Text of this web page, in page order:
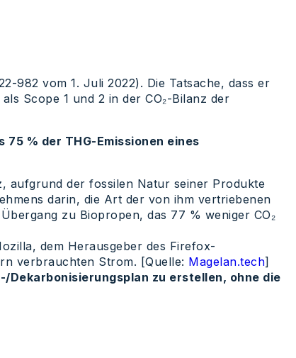
982 vom 1. Juli 2022). Die Tatsache, dass er
Scope 1 und 2 in der CO₂-Bilanz der
75 % der THG-Emissionen eines
aufgrund der fossilen Natur seiner Produkte
darin, die Art der von ihm vertriebenen
zu Biopropen, das 77 % weniger CO₂
dem Herausgeber des Firefox-
verbrauchten Strom. [Quelle: Magelan.tech]
zu erstellen, ohne die